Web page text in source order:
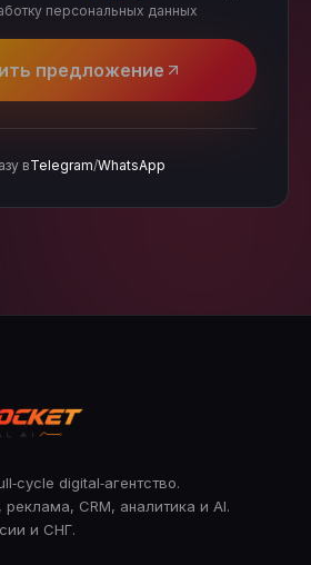
персональных данных
предложение
вTelegram/WhatsApp
digital‑агентство.
реклама, CRM, аналитика и AI.
и СНГ.